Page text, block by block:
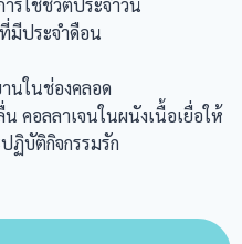
ารใช้ชีวิตประจำวัน
มีประจำดือน
นในช่องคลอด
คอลลาเจนในผนังเนื้อเยื่อให้
ฏิบัติกิจกรรมรัก